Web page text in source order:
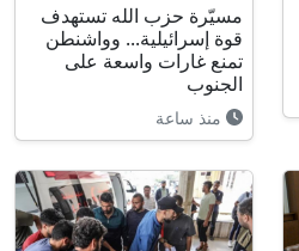
مسيّرة حزب الله تستهدف
قوة إسرائيلية... وواشنطن
تمنع غارات واسعة على
الجنوب
منذ ساعة